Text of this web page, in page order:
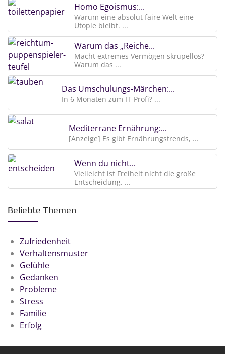
Homo Egoismus:...
Warum eine absolut faire Welt eine
Utopie bleibt. ...
Warum das „Reiche...
Macht extremes Vermögen skrupellos?
Warum das ...
Das Umschulungs-Märchen:...
In 6 Monaten zum IT-Profi? ...
Mediterrane Ernährung:...
[Anzeige] Es gibt Ernährungstrends, ...
Wenn du nicht...
Vielleicht ist Freiheit nicht die große
Entscheidung. ...
Beliebte Themen
Zufriedenheit
Verhaltensmuster
Gefühle
Gedanken
Probleme
Stress
Familie
Erfolg